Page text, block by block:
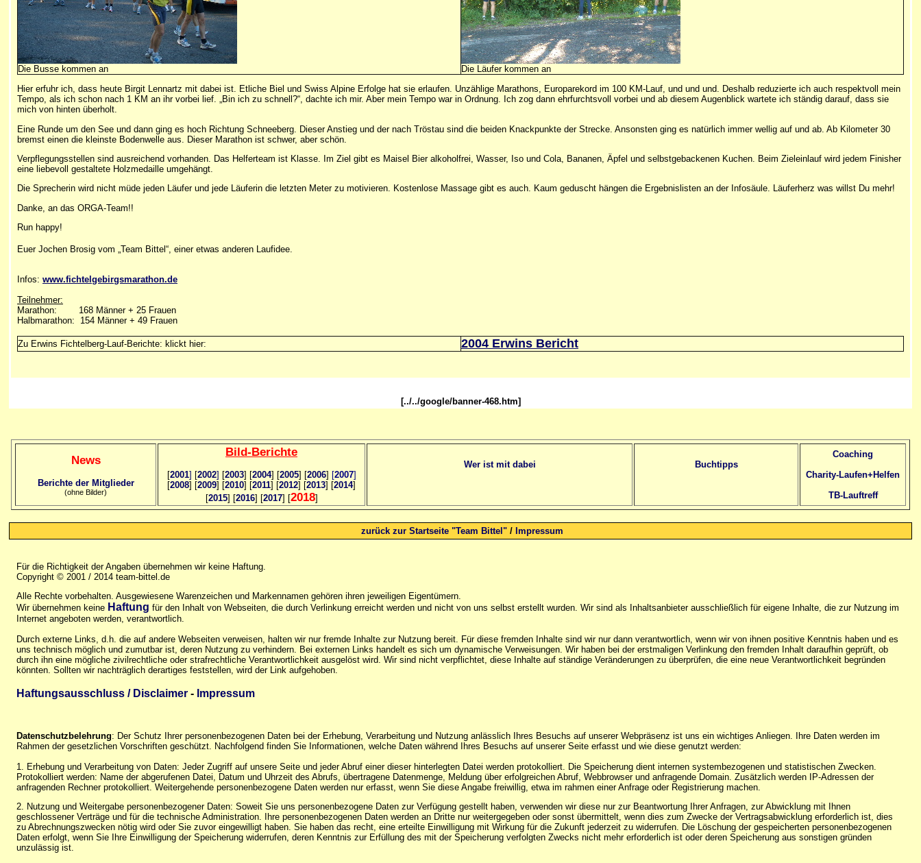
Die Busse kommen an
Die Läufer kommen an
Hier erfuhr ich, dass heute Birgit Lennartz mit dabei ist. Etliche Biel und Swiss Alpine Erfolge hat sie erlaufen. Unzählige Marathons, Europarekord im 100 KM-Lauf, und und und. Deshalb reduzierte ich auch respektvoll mein
Tempo, als ich schon nach 1 KM an ihr vorbei lief. „Bin ich zu schnell?“, dachte ich mir. Aber mein Tempo war in Ordnung. Ich zog dann ehrfurchtsvoll vorbei und ab diesem Augenblick wartete ich ständig darauf, dass sie
mich von hinten überholt.
Eine Runde um den See und dann ging es hoch Richtung Schneeberg. Dieser Anstieg und der nach Tröstau sind die beiden Knackpunkte der Strecke. Ansonsten ging es natürlich immer wellig auf und ab. Ab Kilometer 30
bremst einen die kleinste Bodenwelle aus. Dieser Marathon ist schwer, aber schön.
Verpflegungsstellen sind ausreichend vorhanden. Das Helferteam ist Klasse. Im Ziel gibt es Maisel Bier alkoholfrei, Wasser, Iso und Cola, Bananen, Äpfel und selbstgebackenen Kuchen. Beim Zieleinlauf wird jedem Finisher
eine liebevoll gestaltete Holzmedaille umgehängt.
Die Sprecherin wird nicht müde jeden Läufer und jede Läuferin die letzten Meter zu motivieren. Kostenlose Massage gibt es auch. Kaum geduscht hängen die Ergebnislisten an der Infosäule. Läuferherz was willst Du mehr!
Danke, an das ORGA-Team!!
Run happy!
Euer Jochen Brosig vom „Team Bittel“, einer etwas anderen Laufidee.
Infos: www.fichtelgebirgsmarathon.de
Teilnehmer:
Marathon: 168 Männer + 25 Frauen
Halbmarathon: 154 Männer + 49 Frauen
Zu Erwins Fichtelberg-Lauf-Berichte: klickt hier: 2004 Erwins Bericht
[../../google/banner-468.htm]
News
Berichte der Mitglieder
(ohne Bilder)
Bild-Berichte
[2001] [2002] [2003] [2004] [2005] [2006] [2007]
[2008] [2009] [2010] [2011] [2012] [2013] [2014]
[2015] [2016] [2017] [2018]
Wer ist mit dabei Buchtipps
Coaching
Charity-Laufen+Helfen
TB-Lauftreff
zurück zur Startseite "Team Bittel"/ Impressum
Für die Richtigkeit der Angaben übernehmen wir keine Haftung.
Copyright © 2001 / 2014 team-bittel.de
Alle Rechte vorbehalten. Ausgewiesene Warenzeichen und Markennamen gehören ihren jeweiligen Eigentümern.
Wir übernehmen keine Haftung für den Inhalt von Webseiten, die durch Verlinkung erreicht werden und nicht von uns selbst erstellt wurden. Wir sind als Inhaltsanbieter ausschließlich für eigene Inhalte, die zur Nutzung im
Internet angeboten werden, verantwortlich.
Durch externe Links, d.h. die auf andere Webseiten verweisen, halten wir nur fremde Inhalte zur Nutzung bereit. Für diese fremden Inhalte sind wir nur dann verantwortlich, wenn wir von ihnen positive Kenntnis haben und es
uns technisch möglich und zumutbar ist, deren Nutzung zu verhindern. Bei externen Links handelt es sich um dynamische Verweisungen. Wir haben bei der erstmaligen Verlinkung den fremden Inhalt daraufhin geprüft, ob
durch ihn eine mögliche zivilrechtliche oder strafrechtliche Verantwortlichkeit ausgelöst wird. Wir sind nicht verpflichtet, diese Inhalte auf ständige Veränderungen zu überprüfen, die eine neue Verantwortlichkeit begründen
könnten. Sollten wir nachträglich derartiges feststellen, wird der Link aufgehoben.
Haftungsausschluss / Disclaimer - Impressum
Datenschutzbelehrung: Der Schutz Ihrer personenbezogenen Daten bei der Erhebung, Verarbeitung und Nutzung anlässlich Ihres Besuchs auf unserer Webpräsenz ist uns ein wichtiges Anliegen. Ihre Daten werden im
Rahmen der gesetzlichen Vorschriften geschützt. Nachfolgend finden Sie Informationen, welche Daten während Ihres Besuchs auf unserer Seite erfasst und wie diese genutzt werden:
1. Erhebung und Verarbeitung von Daten: Jeder Zugriff auf unsere Seite und jeder Abruf einer dieser hinterlegten Datei werden protokolliert. Die Speicherung dient internen systembezogenen und statistischen Zwecken.
Protokolliert werden: Name der abgerufenen Datei, Datum und Uhrzeit des Abrufs, übertragene Datenmenge, Meldung über erfolgreichen Abruf, Webbrowser und anfragende Domain. Zusätzlich werden IP-Adressen der
anfragenden Rechner protokolliert. Weitergehende personenbezogene Daten werden nur erfasst, wenn Sie diese Angabe freiwillig, etwa im rahmen einer Anfrage oder Registrierung machen.
2. Nutzung und Weitergabe personenbezogener Daten: Soweit Sie uns personenbezogene Daten zur Verfügung gestellt haben, verwenden wir diese nur zur Beantwortung Ihrer Anfragen, zur Abwicklung mit Ihnen
geschlossener Verträge und für die technische Administration. Ihre personenbezogenen Daten werden an Dritte nur weitergegeben oder sonst übermittelt, wenn dies zum Zwecke der Vertragsabwicklung erforderlich ist, dies
zu Abrechnungszwecken nötig wird oder Sie zuvor eingewilligt haben. Sie haben das recht, eine erteilte Einwilligung mit Wirkung für die Zukunft jederzeit zu widerrufen. Die Löschung der gespeicherten personenbezogenen
Daten erfolgt, wenn Sie Ihre Einwilligung der Speicherung widerrufen, deren Kenntnis zur Erfüllung des mit der Speicherung verfolgten Zwecks nicht mehr erforderlich ist oder deren Speicherung aus sonstigen gründen
unzulässig ist.